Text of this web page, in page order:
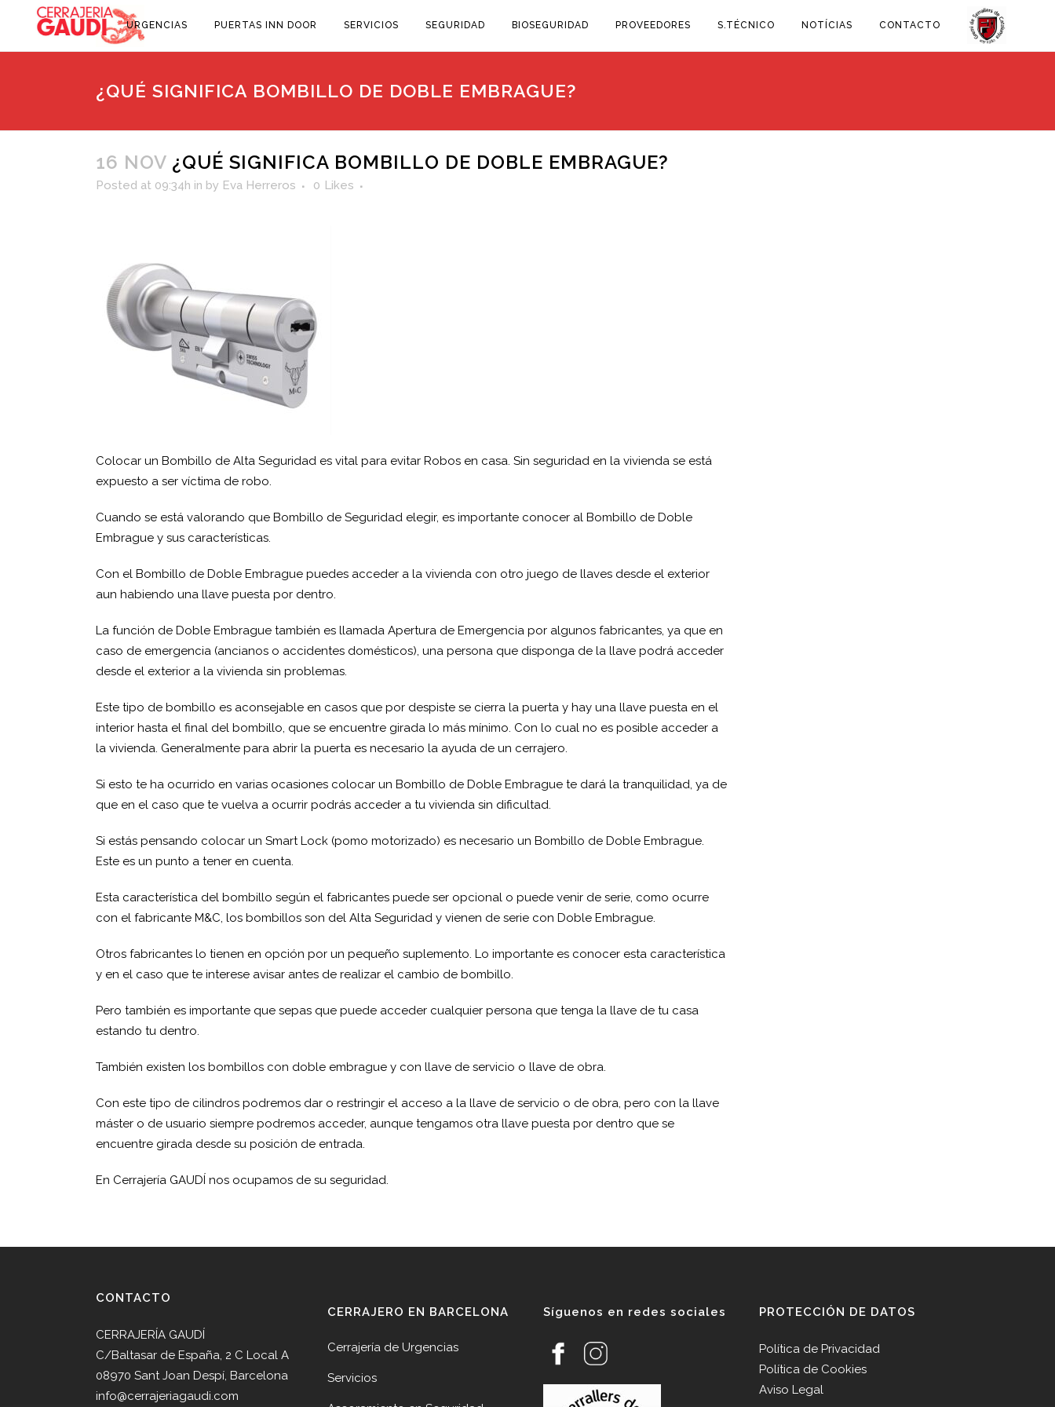
URGENCIAS PUERTAS INN DOOR SERVICIOS SEGURIDAD BIOSEGURIDAD PROVEEDORES S.TÉCNICO NOTÍCIAS CONTACTO
¿QUÉ SIGNIFICA BOMBILLO DE DOBLE EMBRAGUE?
16 NOV ¿QUÉ SIGNIFICA BOMBILLO DE DOBLE EMBRAGUE?
Posted at 09:34h in by Eva Herreros 0 Likes
Colocar un Bombillo de Alta Seguridad es vital para evitar Robos en casa. Sin seguridad en la vivienda se está
expuesto a ser víctima de robo.
Cuando se está valorando que Bombillo de Seguridad elegir, es importante conocer al Bombillo de Doble
Embrague y sus características.
Con el Bombillo de Doble Embrague puedes acceder a la vivienda con otro juego de llaves desde el exterior
aun habiendo una llave puesta por dentro.
La función de Doble Embrague también es llamada Apertura de Emergencia por algunos fabricantes, ya que en
caso de emergencia (ancianos o accidentes domésticos), una persona que disponga de la llave podrá acceder
desde el exterior a la vivienda sin problemas.
Este tipo de bombillo es aconsejable en casos que por despiste se cierra la puerta y hay una llave puesta en el
interior hasta el final del bombillo, que se encuentre girada lo más mínimo. Con lo cual no es posible acceder a
la vivienda. Generalmente para abrir la puerta es necesario la ayuda de un cerrajero.
Si esto te ha ocurrido en varias ocasiones colocar un Bombillo de Doble Embrague te dará la tranquilidad, ya de
que en el caso que te vuelva a ocurrir podrás acceder a tu vivienda sin dificultad.
Si estás pensando colocar un Smart Lock (pomo motorizado) es necesario un Bombillo de Doble Embrague.
Este es un punto a tener en cuenta.
Esta característica del bombillo según el fabricantes puede ser opcional o puede venir de serie, como ocurre
con el fabricante M&C, los bombillos son del Alta Seguridad y vienen de serie con Doble Embrague.
Otros fabricantes lo tienen en opción por un pequeño suplemento. Lo importante es conocer esta característica
y en el caso que te interese avisar antes de realizar el cambio de bombillo.
Pero también es importante que sepas que puede acceder cualquier persona que tenga la llave de tu casa
estando tu dentro.
También existen los bombillos con doble embrague y con llave de servicio o llave de obra.
Con este tipo de cilindros podremos dar o restringir el acceso a la llave de servicio o de obra, pero con la llave
máster o de usuario siempre podremos acceder, aunque tengamos otra llave puesta por dentro que se
encuentre girada desde su posición de entrada.
En Cerrajería GAUDÍ nos ocupamos de su seguridad.
CONTACTO
CERRAJERÍA GAUDÍ
C/Baltasar de España, 2 C Local A
08970 Sant Joan Despí, Barcelona
info@cerrajeriagaudi.com
CERRAJERO EN BARCELONA
Cerrajería de Urgencias
Servicios
Síguenos en redes sociales PROTECCIÓN DE DATOS
Política de Privacidad
Política de Cookies
Aviso Legal